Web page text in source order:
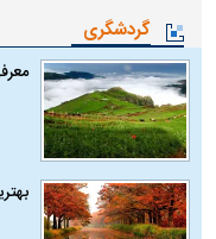
گردشگری